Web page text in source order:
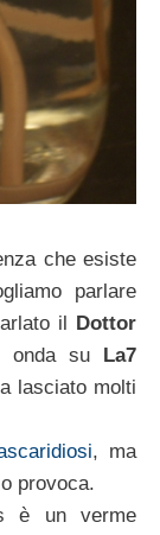
che esiste
parlare
il
Dottor
onda su
La7
lasciato molti
, ma
provoca.
è un verme